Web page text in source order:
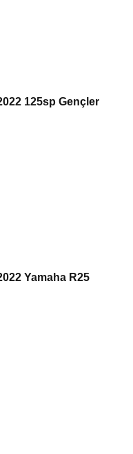
125sp Gençler
Yamaha R25